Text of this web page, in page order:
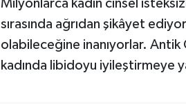
Milyonlarca kadın cinsel
sırasında ağrıdan şikâyet
olabileceğine inanıyorlar.
kadında libidoyu iyileştirmeye